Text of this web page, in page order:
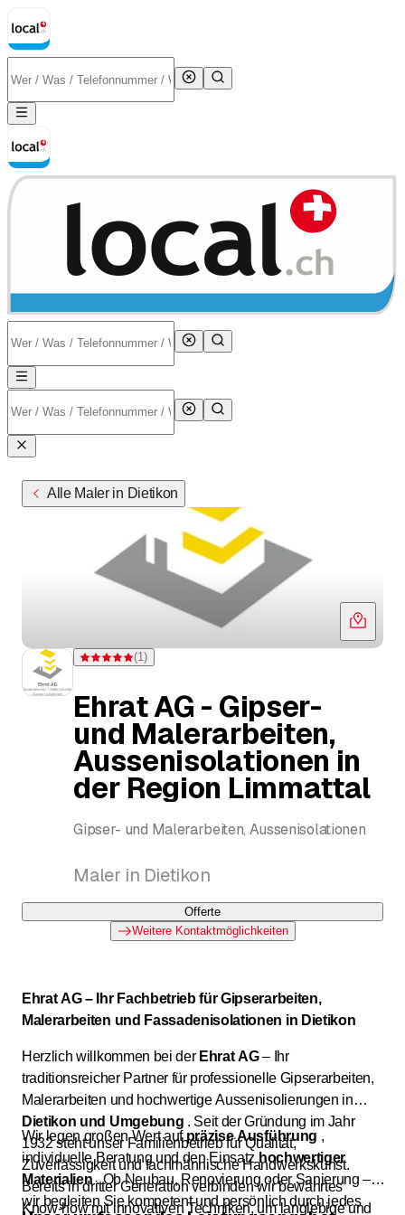
Alle Maler in Dietikon
Bewertung 5 von 5 Sternen bei einer Bewertung
(1)
Ehrat AG - Gipser-
und Malerarbeiten,
Aussenisolationen in
der Region Limmattal
Gipser- und Malerarbeiten, Aussenisolationen
Maler in Dietikon
Offerte
Weitere Kontaktmöglichkeiten
Ehrat AG – Ihr Fachbetrieb für Gipserarbeiten,
Malerarbeiten und Fassadenisolationen in Dietikon
Herzlich willkommen bei der Ehrat AG– Ihr
traditionsreicher Partner für professionelle Gipserarbeiten,
Malerarbeiten und hochwertige Aussenisolierungen in
Dietikon und Umgebung . Seit der Gründung im Jahr
1932 steht unser Familienbetrieb für Qualität,
Zuverlässigkeit und fachmännische Handwerkskunst.
Bereits in dritter Generation verbinden wir bewährtes
Know-how mit innovativen Techniken, um langlebige und
Wir legen großen Wert auf präzise Ausführung ,
individuelle Beratung und den Einsatz hochwertiger
Materialien . Ob Neubau, Renovierung oder Sanierung –
wir begleiten Sie kompetent und persönlich durch jedes